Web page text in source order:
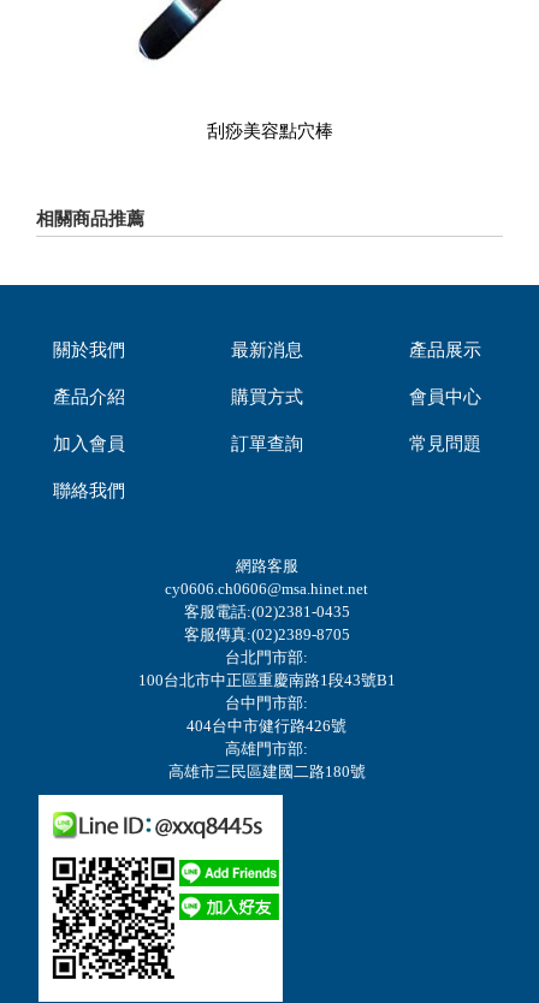
刮痧美容點穴棒
相關商品推薦
關於我們 最新消息 產品展示
產品介紹 購買方式 會員中心
加入會員 訂單查詢 常見問題
聯絡我們
網路客服
cy0606.ch0606@msa.hinet.net
客服電話:(02)2381-0435
客服傳真:(02)2389-8705
台北門市部:
100台北市中正區重慶南路1段43號B1
台中門市部:
404台中市健行路426號
高雄門市部:
高雄市三民區建國二路180號